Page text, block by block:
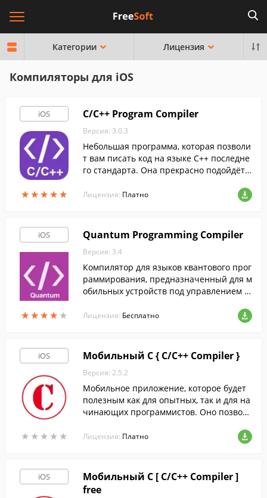
Категории Лицензия
Компиляторы для iOS
iOS
★★★★★
★★★★★
C/C++ Program Compiler
Версия: 3.0.3
Небольшая программа, которая позволи
т вам писать код на языке C++ последне
го стандарта. Она прекрасно подойдёт к
программистов.
Лицензия: Платно
iOS
★★★★ ★
★★★★ ★
Quantum Programming Compiler
Версия: 3.4
Компилятор для языков квантового прог
раммирования, предназначенный для м
обильных устройств под управлением i
Лицензия: Бесплатно
iOS
★ ★ ★ ★ ★
★ ★ ★ ★ ★
Мобильный C { C/C++ Compiler }
Версия: 2.5.2
Мобильное приложение, которое будет
полезным как для опытных, так и для на
чинающих программистов. Оно позволя
е имея доступа в Интернет.
Лицензия: Платно
iOS
Мобильный C [ C/C++ Compiler ]
free